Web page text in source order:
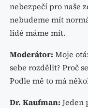
nebezpečí pro naše
nebudeme mít
lidé máme mít.
Moderátor: Moje
sebe rozdělit? Proč
Podle mě to má
Dr. Kaufman: Jeden